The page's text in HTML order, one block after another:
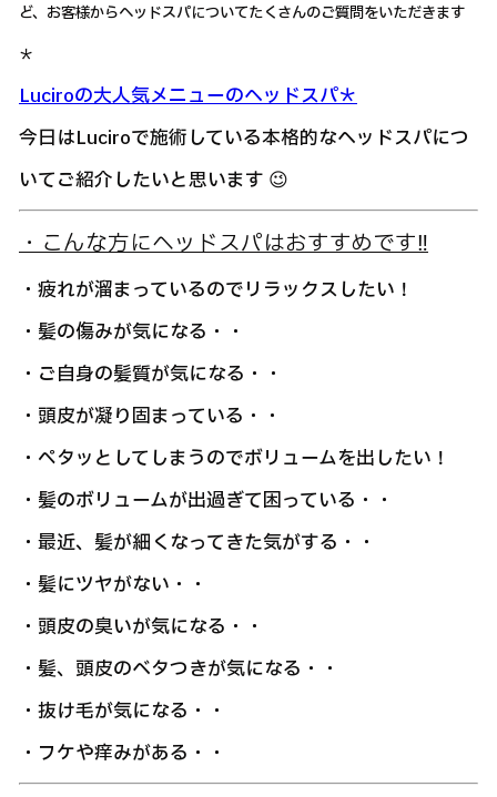
ど、お客様からヘッドスパについてたくさんのご質問をいただきます
＊
Luciroの大人気メニューのヘッドスパ＊
今日はLuciroで施術している本格的なヘッドスパにつ
いてご紹介したいと思います 😉
・こんな方にヘッドスパはおすすめです‼
・疲れが溜まっているのでリラックスしたい！
・髪の傷みが気になる・・
・ご自身の髪質が気になる・・
・頭皮が凝り固まっている・・
・ペタッとしてしまうのでボリュームを出したい！
・髪のボリュームが出過ぎて困っている・・
・最近、髪が細くなってきた気がする・・
・髪にツヤがない・・
・頭皮の臭いが気になる・・
・髪、頭皮のベタつきが気になる・・
・抜け毛が気になる・・
・フケや痒みがある・・